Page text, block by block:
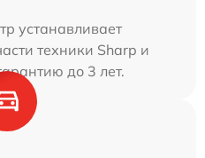
устанавливает
техники Sharp и
до 3 лет.